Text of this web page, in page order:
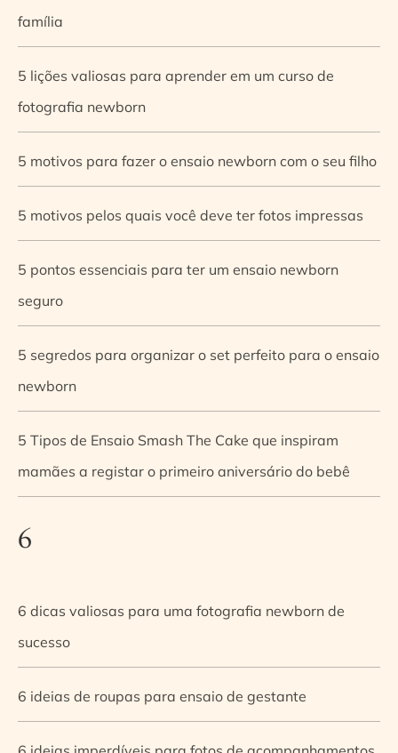
família
5 lições valiosas para aprender em um curso de
fotografia newborn
5 motivos para fazer o ensaio newborn com o seu filho
5 motivos pelos quais você deve ter fotos impressas
5 pontos essenciais para ter um ensaio newborn
seguro
5 segredos para organizar o set perfeito para o ensaio
newborn
5 Tipos de Ensaio Smash The Cake que inspiram
mamães a registar o primeiro aniversário do bebê
6
6 dicas valiosas para uma fotografia newborn de
sucesso
6 ideias de roupas para ensaio de gestante